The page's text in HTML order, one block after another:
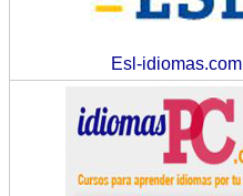
Esl-idiomas.com